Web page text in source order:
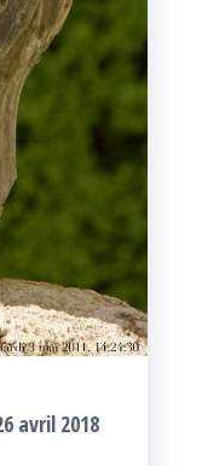
avril 2018